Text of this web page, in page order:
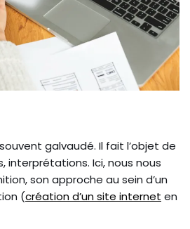
galvaudé. Il fait l’objet de
interprétations. Ici, nous nous
son approche au sein d’un
(création d’un site internet en